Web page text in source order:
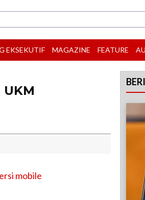
EKSEKUTIF MAGAZINE FEATURE